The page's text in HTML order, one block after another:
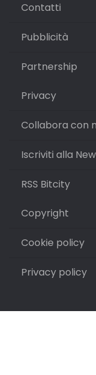
Contatti
Pubblicità
Partnership
Privacy
Collabora con
Iscriviti alla
RSS Bitcity
Copyright
Cookie policy
Privacy policy